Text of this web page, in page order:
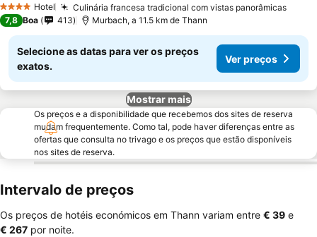
4 EstrelasHotel Culinária francesa tradicional com vistas panorâmicas
7,8 Boa 413 Murbach, a 11.5 km de Thann
Selecione as datas para ver os preços
exatos.
Ver preços
Mostrar mais
Os preços e a disponibilidade que recebemos dos sites de reserva
mudam frequentemente. Como tal, pode haver diferenças entre as
ofertas que consulta no trivago e os preços que estão disponíveis
nos sites de reserva.
Intervalo de preços
Os preços de hotéis económicos em Thann variam entre ‎€ 39 e
‎€ 267 por noite.